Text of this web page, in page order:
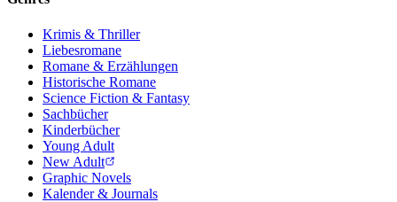
Krimis & Thriller
Liebesromane
Romane & Erzählungen
Historische Romane
Science Fiction & Fantasy
Sachbücher
Kinderbücher
Young Adult
New Adult
Graphic Novels
Kalender & Journals